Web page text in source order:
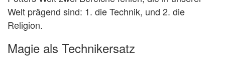
Welt prägend sind: 1. die Technik, und 2. die
Religion.
Magie als Technikersatz